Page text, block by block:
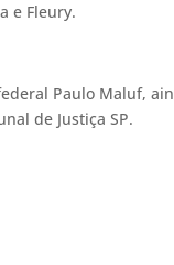
e Fleury.
Paulo Maluf,
de Justiça SP.